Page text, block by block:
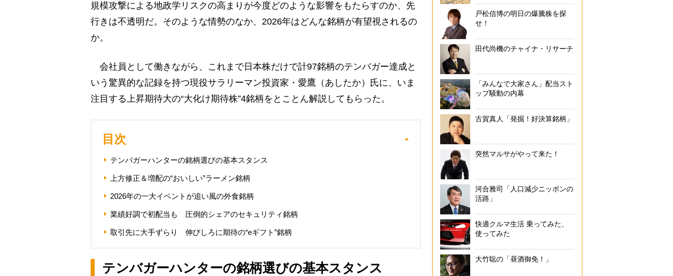
規模攻撃による地政学リスクの高まりが今度どのような影響をもたらすのか、先
行きは不透明だ。そのような情勢のなか、2026年はどんな銘柄が有望視されるの
か。
会社員として働きながら、これまで日本株だけで計97銘柄のテンバガー達成と
いう驚異的な記録を持つ現役サラリーマン投資家・愛鷹（あしたか）氏に、いま
注目する上昇期待大の“大化け期待株”4銘柄をとことん解説してもらった。
目次
テンバガーハンターの銘柄選びの基本スタンス
上方修正＆増配の“おいしい”ラーメン銘柄
2026年の一大イベントが追い風の外食銘柄
業績好調で初配当も 圧倒的シェアのセキュリティ銘柄
取引先に大手ずらり 伸びしろに期待の“eギフト”銘柄
テンバガーハンターの銘柄選びの基本スタンス
戸松信博の明日の爆騰株を探
せ！
田代尚機のチャイナ・リサーチ
「みんなで大家さん」配当スト
ップ騒動の内幕
古賀真人「発掘！好決算銘柄」
突然マルサがやって来た！
河合雅司「人口減少ニッポンの
活路」
快適クルマ生活 乗ってみた、
使ってみた
大竹聡の「昼酒御免！」